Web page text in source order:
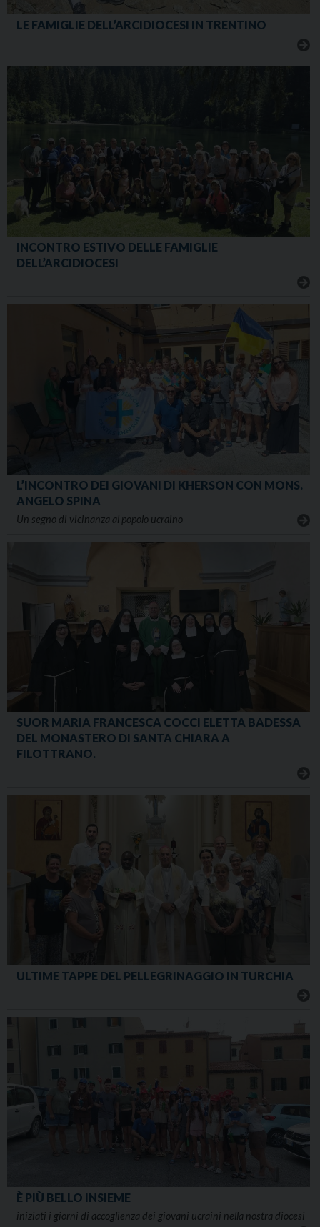
LE FAMIGLIE DELL’ARCIDIOCESI IN TRENTINO
INCONTRO ESTIVO DELLE FAMIGLIE
DELL’ARCIDIOCESI
L’INCONTRO DEI GIOVANI DI KHERSON CON MONS.
ANGELO SPINA
Un segno di vicinanza al popolo ucraino
SUOR MARIA FRANCESCA COCCI ELETTA BADESSA
DEL MONASTERO DI SANTA CHIARA A
FILOTTRANO.
ULTIME TAPPE DEL PELLEGRINAGGIO IN TURCHIA
È PIÙ BELLO INSIEME
iniziati i giorni di accoglienza dei giovani ucraini nella nostra diocesi